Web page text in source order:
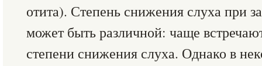
отита). Степень снижения слуха при
может быть различной: чаще
степени снижения слуха. Однако в